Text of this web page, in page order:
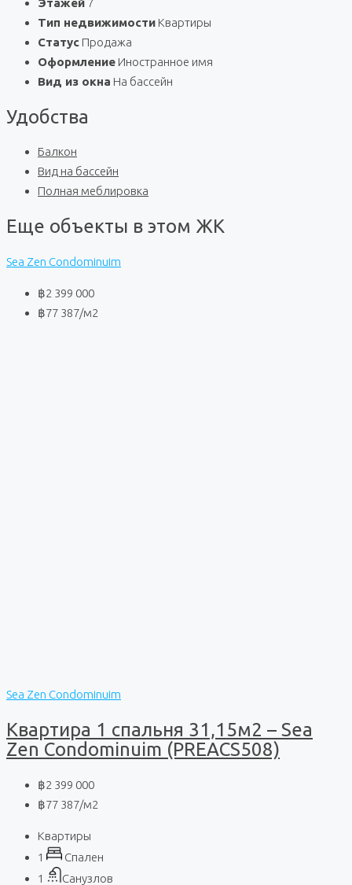
Тип недвижимости Квартиры
Статус Продажа
Оформление Иностранное имя
Вид из окна На бассейн
Удобства
Балкон
Вид на бассейн
Полная меблировка
Еще объекты в этом ЖК
Sea Zen Condominuim
฿2 399 000
฿77 387/м2
Sea Zen Condominuim
Квартира 1 спальня 31,15м2 – Sea
Zen Condominuim (PREACS508)
฿2 399 000
฿77 387/м2
Квартиры
1
Спален
1
Санузлов